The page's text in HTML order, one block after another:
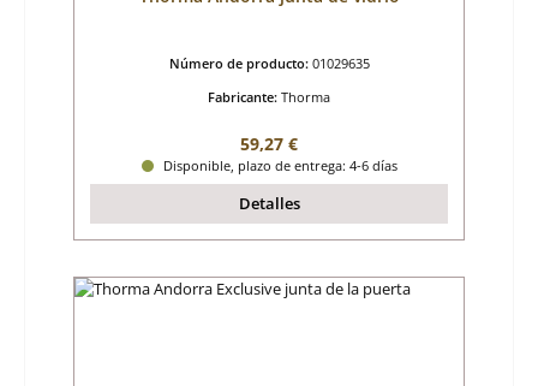
Número de producto: 01029635
Fabricante: Thorma
Precio normal:
59,27 €
Disponible, plazo de entrega: 4-6 días
Detalles